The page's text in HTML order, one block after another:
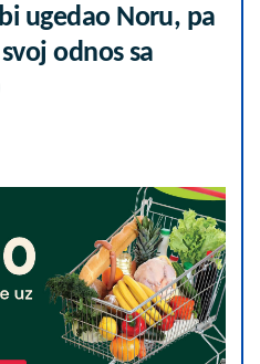
ugedao Noru, pa
odnos sa